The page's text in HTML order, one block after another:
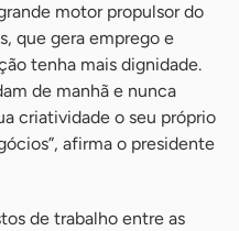
motor propulsor do
que gera emprego e
tenha mais dignidade.
de manhã e nunca
criatividade o seu próprio
afirma o presidente
de trabalho entre as